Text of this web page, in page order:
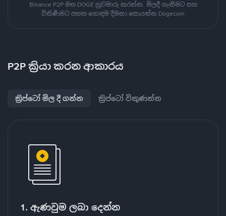
Binance P2P මත DOGE හුවමාරු කරන්න. මිලදී ගැනීමට සහ
විකිණීමට පහත හොඳම දීමනා සොයන්න Dogecoin
P2P ක්‍රියා කරන ආකාරය
ක්‍රිප්ටෝ මිල දී ගන්න ක්‍රිප්ටෝ විකුණන්න
1. ඇණවුම ලබා දෙන්න